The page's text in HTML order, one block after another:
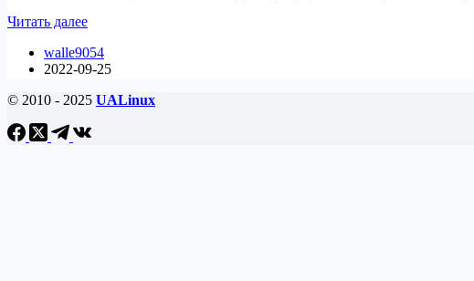
Читать далее20
mysqladmin
для
базы
MYSQL/MariaDB
walle9054
2022-09-25
© 2010 - 2025 UALinux